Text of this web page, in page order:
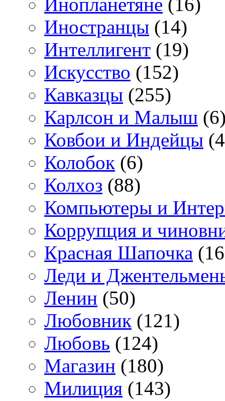
Иностранцы (14)
Интеллигент (19)
Искусство (152)
Кавказцы (255)
Карлсон и Малыш
Ковбои и Индейцы
Колобок (6)
Колхоз (88)
Компьютеры и
Коррупция и
Красная Шапочка
Леди и
Ленин (50)
Любовник (121)
Любовь (124)
Магазин (180)
Милиция (143)